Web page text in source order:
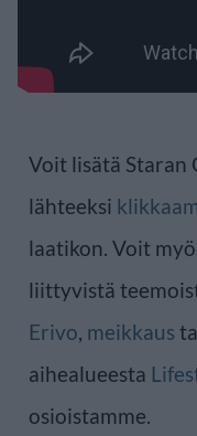
Voit lisätä Staran
lähteeksi
laatikon. Voit
liittyvistä
Erivo, meikkaus
aihealueesta
osioistamme.